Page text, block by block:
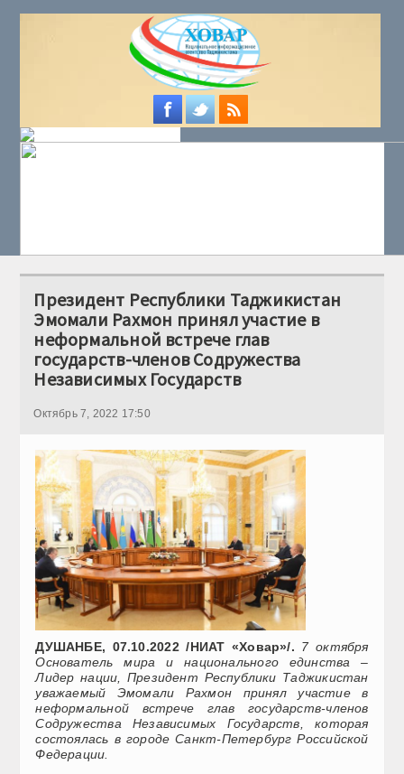
Президент Республики Таджикистан
Эмомали Рахмон принял участие в
неформальной встрече глав
государств-членов Содружества
Независимых Государств
Октябрь 7, 2022 17:50
ДУШАНБЕ, 07.10.2022 /НИАТ «Ховар»/. 7 октября
Основатель мира и национального единства –
Лидер нации, Президент Республики Таджикистан
уважаемый Эмомали Рахмон принял участие в
неформальной встрече глав государств-членов
Содружества Независимых Государств, которая
состоялась в городе Санкт-Петербург Российской
Федерации.